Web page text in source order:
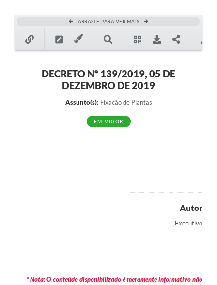
ARRASTE PARA VER MAIS
DECRETO Nº 139/2019, 05 DE
DEZEMBRO DE 2019
Assunto(s): Fixação de Plantas
EM VIGOR
Autor
Executivo
* Nota: O conteúdo disponibilizado é meramente informativo não